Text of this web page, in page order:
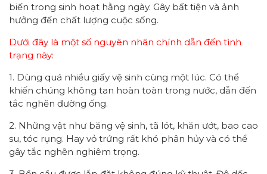
biến trong sinh hoạt hằng ngày. Gây bất tiện và ảnh
hưởng đến chất lượng cuộc sống.
Dưới đây là một số nguyên nhân chính dẫn đến tình
trạng này:
1. Dùng quá nhiều giấy vệ sinh cùng một lúc. Có thể
khiến chúng không tan hoàn toàn trong nước, dẫn đến
tắc nghẽn đường ống.
2. Những vật như băng vệ sinh, tã lót, khăn ướt, bao cao
su, tóc rụng. Hay vỏ trứng rất khó phân hủy và có thể
gây tắc nghẽn nghiêm trọng.